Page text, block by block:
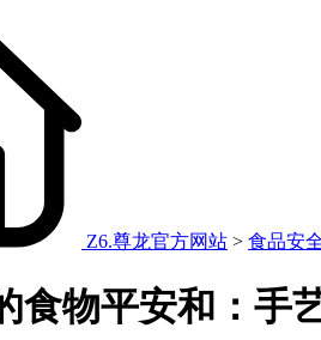
Z6.尊龙官方网站 > 食品安
食物平安和：手